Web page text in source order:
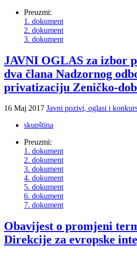
Preuzmi:
1. dokument
2. dokument
3. dokument
JAVNI OGLAS za izbor
dva člana Nadzornog
privatizaciju Zeničko-
16 Maj 2017 Javni pozivi, oglasi i
skupština
Preuzmi:
1. dokument
2. dokument
3. dokument
4. dokument
5. dokument
6. dokument
7. dokument
Obavijest o promjeni
Direkcije za evropske